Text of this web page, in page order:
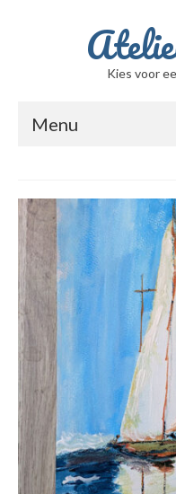
Kies voor
Menu
Ik ben Jacqueline
Berichten
Winkel
Winkelwagen
Beschilderde
Filmpje met
Beschilderde
Beschilderde